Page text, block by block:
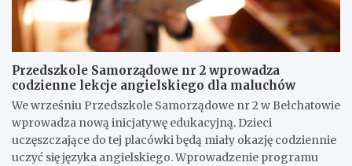
Przedszkole Samorządowe nr 2 wprowadza
codzienne lekcje angielskiego dla maluchów
We wrześniu Przedszkole Samorządowe nr 2 w Bełchatowie
wprowadza nową inicjatywę edukacyjną. Dzieci
uczęszczające do tej placówki będą miały okazję codziennie
uczyć się języka angielskiego. Wprowadzenie programu